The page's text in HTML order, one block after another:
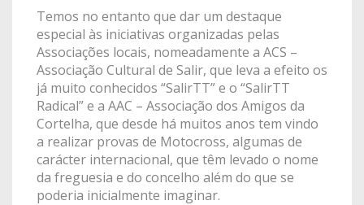
Temos no entanto que dar um destaque
especial às iniciativas organizadas pelas
Associações locais, nomeadamente a ACS –
Associação Cultural de Salir, que leva a efeito os
já muito conhecidos “SalirTT” e o “SalirTT
Radical” e a AAC – Associação dos Amigos da
Cortelha, que desde há muitos anos tem vindo
a realizar provas de Motocross, algumas de
carácter internacional, que têm levado o nome
da freguesia e do concelho além do que se
poderia inicialmente imaginar.